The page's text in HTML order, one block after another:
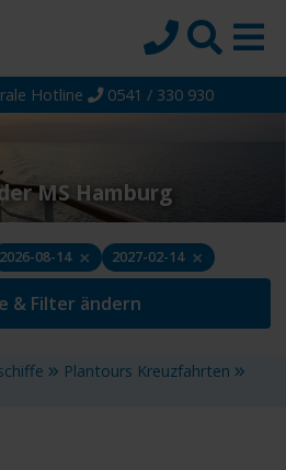
Hotline 0541 / 330 930
MS Hamburg
& Filter ändern
2026-08-14 × 2027-02-14 ×
Plantours Kreuzfahrten